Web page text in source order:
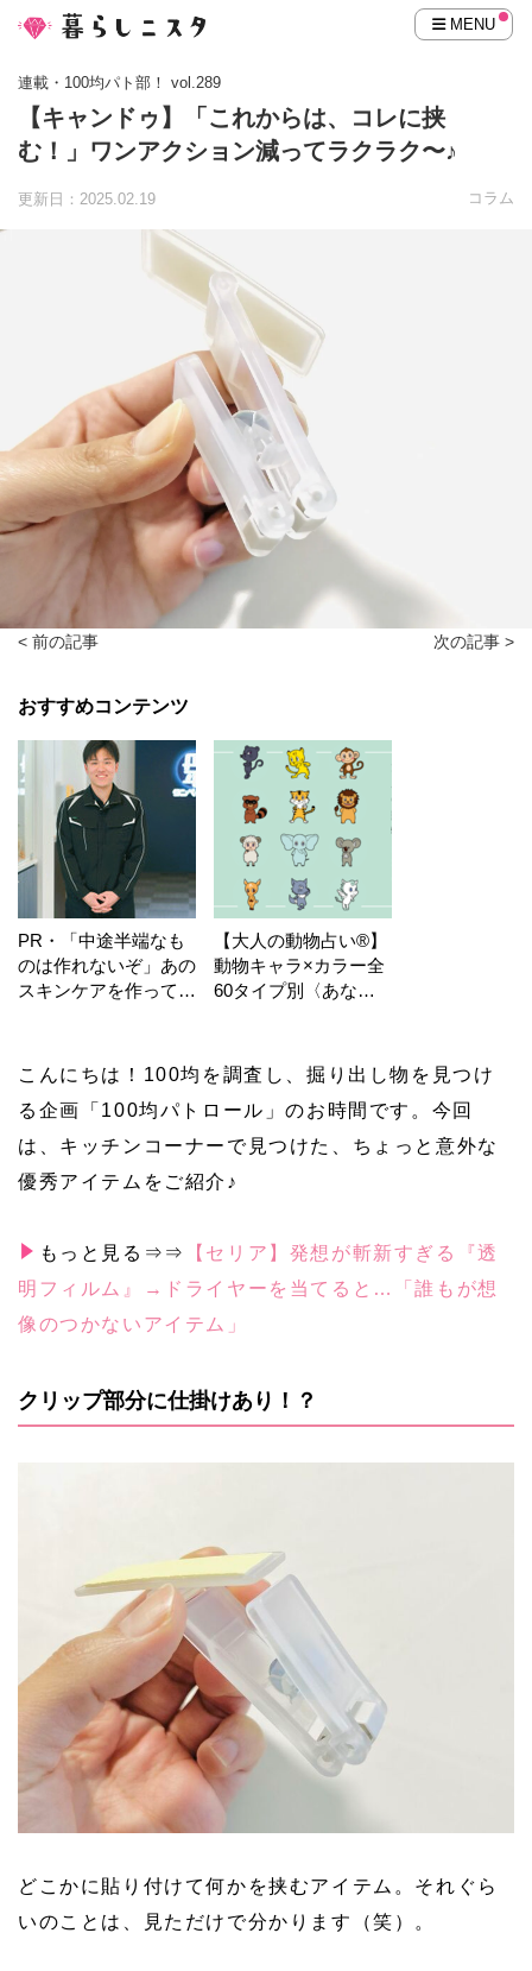
MENU
連載・100均パト部！ vol.289
【キャンドゥ】「これからは、コレに挟
む！」ワンアクション減ってラクラク〜♪
更新日：2025.02.19 コラム
< 前の記事 次の記事 >
おすすめコンテンツ
PR・「中途半端なも
のは作れないぞ」あの
スキンケアを作ってい
【大人の動物占い®】
動物キャラ×カラー全
60タイプ別〈あなた
こんにちは！100均を調査し、掘り出し物を見つけ
る企画「100均パトロール」のお時間です。今回
は、キッチンコーナーで見つけた、ちょっと意外な
優秀アイテムをご紹介♪
もっと見る⇒⇒
【セリア】発想が斬新すぎる『透
明フィルム』→ドライヤーを当てると…「誰もが想
像のつかないアイテム」
クリップ部分に仕掛けあり！？
どこかに貼り付けて何かを挟むアイテム。それぐら
いのことは、見ただけで分かります（笑）。